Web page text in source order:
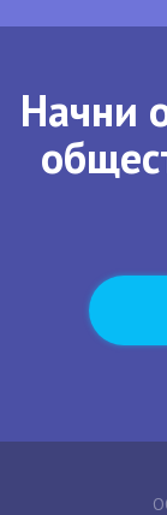
Начни